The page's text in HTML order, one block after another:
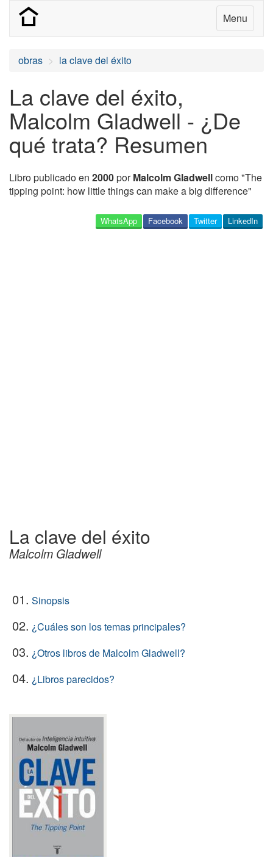
Menu
obras la clave del éxito
La clave del éxito,
Malcolm Gladwell - ¿De
qué trata? Resumen
Libro publicado en 2000porMalcolm Gladwellcomo "The
tipping point: how little things can make a big difference"
LinkedIn
Twitter
Facebook
WhatsApp
La clave del éxito
Malcolm Gladwell
01. Sinopsis
02. ¿Cuáles son los temas principales?
03. ¿Otros libros de Malcolm Gladwell?
04. ¿Libros parecidos?